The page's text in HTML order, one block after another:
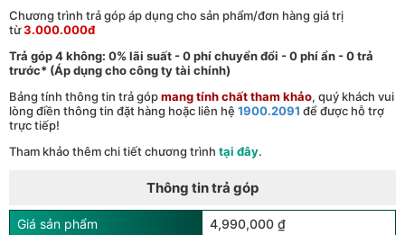
Chương trình trả góp áp dụng cho sản phẩm/đơn hàng giá trị
từ3.000.000đ
Trả góp 4 không: 0% lãi suất - 0 phí chuyển đổi - 0 phí ẩn - 0 trả
trước* (Áp dụng cho công ty tài chính)
Bảng tính thông tin trả gópmang tính chất tham khảo, quý khách vui
lòng điền thông tin đặt hàng hoặc liên hệ 1900.2091 để được hỗ trợ
trực tiếp!
Tham khảo thêm chi tiết chương trình tại đây.
Thông tin trả góp
Giá sản phẩm
4,990,000 ₫